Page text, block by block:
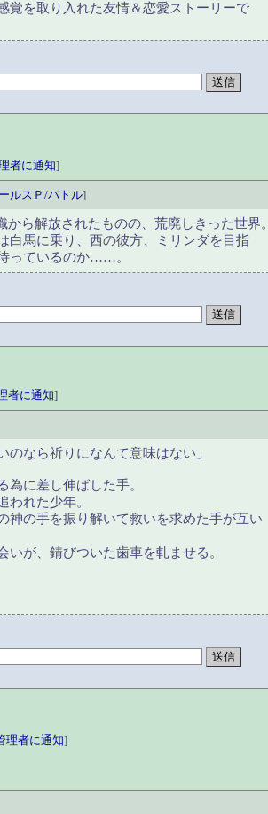
覚を取り入れた友情＆恋愛ストーリーで
者に通知]
ルスＰ/バトル]
ら解放されたものの、荒廃しきった世界。
白馬に乗り、西の彼方、ミリンダを目指
っているのか……。
者に通知]
のなら祈りになんて意味はない」
為に差し伸ばした手。
われた少年。
神の手を振り解いて救いを求めた手が互い
が、錆びついた歯車を軋ませる。
理者に通知]